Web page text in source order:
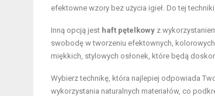
efektowne wzory bez użycia igieł. Do tej techniki
Inną opcją jest haft pętelkowy z
swobodę w tworzeniu efektownych,
miękkich, stylowych osłonek, które będą
Wybierz technikę, która najlepiej odpowiada
wykorzystania naturalnych materiałów, co